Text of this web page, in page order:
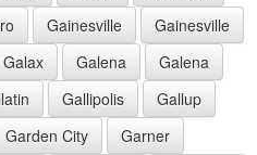
Gainesville
Gainesville
Galax Galena
Galena
Gallipolis
Gallup
Garden City
Garner